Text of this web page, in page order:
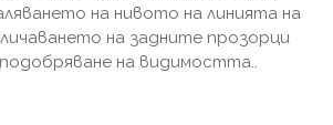
на нивото на линията на
на задните прозорци
на видимостта..